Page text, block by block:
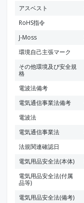
アスベスト
RoHS指令
J-Moss
環境自己主張マーク
その他環境及び安全規
格
電波法備考
電気通信事業法備考
電波法
電気通信事業法
法規関連確認日
電気用品安全法(本体)
電気用品安全法(付属
品等)
電気用品安全法(備考)